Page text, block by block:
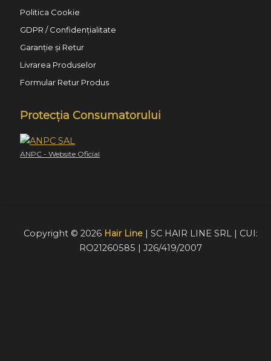
Politica Cookie
GDPR / Confidențialitate
Garanție și Retur
Livrarea Produselor
Formular Retur Produs
Protecția Consumatorului
ANPC - Website Oficial
Copyright © 2026 Hair Line| SC HAIR LINE SRL | CUI:
RO21260585 | J26/419/2007